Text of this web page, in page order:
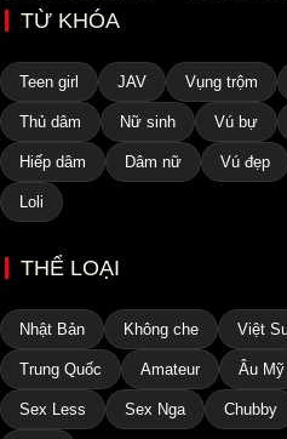
TỪ KHÓA
Teen girl JAV Vụng trộm
Thủ dâm Nữ sinh Vú bự
Hiếp dâm Dâm nữ Vú đẹp
Loli
THỂ LOẠI
Nhật Bản Không che Việt
Trung Quốc Amateur Âu Mỹ
Sex Less Sex Nga Chubby